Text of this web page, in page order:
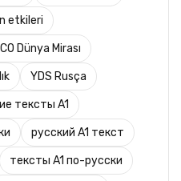
etkileri
Dünya Mirası
YDS Rusça
тексты A1
русский A1 текст
тексты A1 по-русски